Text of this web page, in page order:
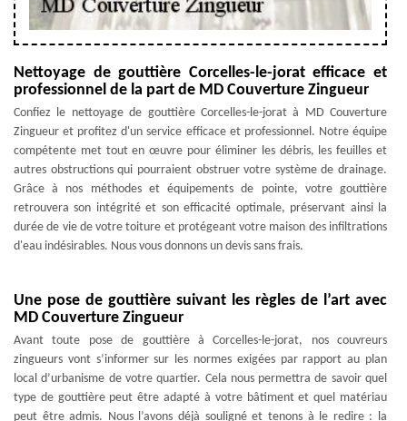
Nettoyage de gouttière Corcelles-le-jorat efficace et
professionnel de la part de MD Couverture Zingueur
Confiez le nettoyage de gouttière Corcelles-le-jorat à MD Couverture
Zingueur et profitez d'un service efficace et professionnel. Notre équipe
compétente met tout en œuvre pour éliminer les débris, les feuilles et
autres obstructions qui pourraient obstruer votre système de drainage.
Grâce à nos méthodes et équipements de pointe, votre gouttière
retrouvera son intégrité et son efficacité optimale, préservant ainsi la
durée de vie de votre toiture et protégeant votre maison des infiltrations
d'eau indésirables. Nous vous donnons un devis sans frais.
Une pose de gouttière suivant les règles de l’art avec
MD Couverture Zingueur
Avant toute pose de gouttière à Corcelles-le-jorat, nos couvreurs
zingueurs vont s’informer sur les normes exigées par rapport au plan
local d’urbanisme de votre quartier. Cela nous permettra de savoir quel
type de gouttière peut être adapté à votre bâtiment et quel matériau
peut être admis. Nous l’avons déjà souligné et tenons à le redire : la